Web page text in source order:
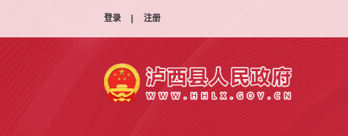
登录 注册